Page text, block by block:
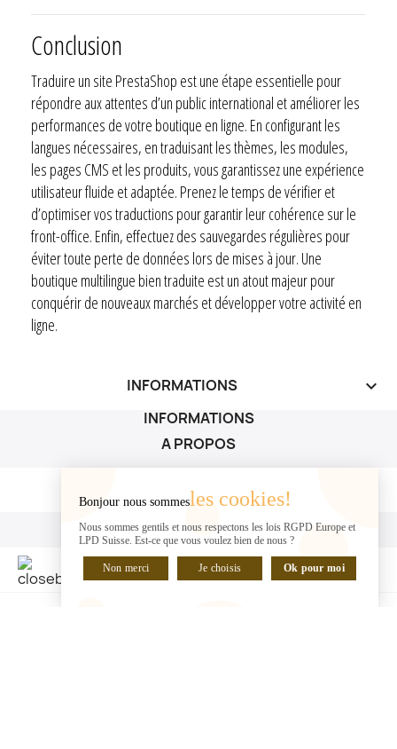
Conclusion
Traduire un site PrestaShop est une étape essentielle pour
répondre aux attentes d’un public international et améliorer les
performances de votre boutique en ligne. En configurant les
langues nécessaires, en traduisant les thèmes, les modules,
les pages CMS et les produits, vous garantissez une expérience
utilisateur fluide et adaptée. Prenez le temps de vérifier et
d’optimiser vos traductions pour garantir leur cohérence sur le
front-office. Enfin, effectuez des sauvegardes régulières pour
éviter toute perte de données lors de mises à jour. Une
boutique multilingue bien traduite est un atout majeur pour
conquérir de nouveaux marchés et développer votre activité en
ligne.
INFORMATIONS keyboard_arrow_down
INFORMATIONS
A PROPOS
A PROPOS
VOTRE COMPTE
VOTRE COMPTE
Bonjour nous sommesles cookies!
Nous sommes gentils et nous respectons les lois RGPD Europe et
LPD Suisse. Est-ce que vous voulez bien de nous ?
Non merci Je choisis Ok pour moi
DISCUTER EN LIGNE